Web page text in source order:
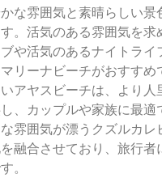
な雰囲気と素晴らしい景
。活気のある雰囲気を求
や活気のあるナイトライ
リーナビーチがおすすめ
アヤスビーチは、より人
、カップルや家族に最適
雰囲気が漂うクズルカレ
融合させており、旅行者
。